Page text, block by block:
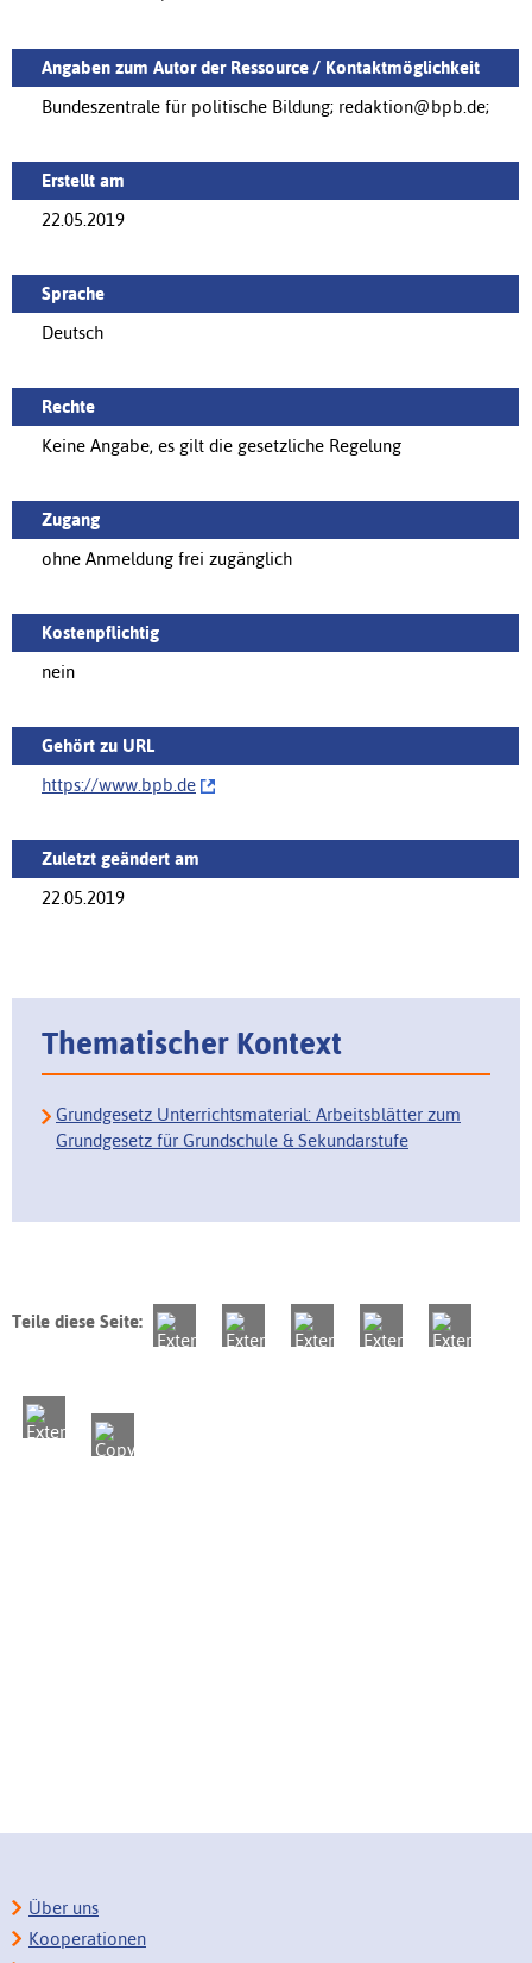
Angaben zum Autor der Ressource / Kontaktmöglichkeit
Bundeszentrale für politische Bildung; redaktion@bpb.de;
Erstellt am
22.05.2019
Sprache
Deutsch
Rechte
Keine Angabe, es gilt die gesetzliche Regelung
Zugang
ohne Anmeldung frei zugänglich
Kostenpflichtig
nein
Gehört zu URL
https://‌www.bpb.de
Zuletzt geändert am
22.05.2019
Thematischer Kontext
Grundgesetz Unterrichtsmaterial: Arbeitsblätter zum
Grundgesetz für Grundschule & Sekundarstufe
Teile diese Seite:
Über uns
Kooperationen